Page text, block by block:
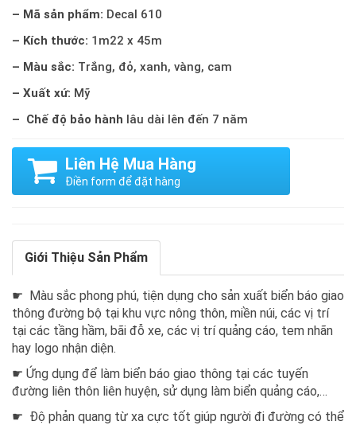
– Mã sản phẩm: Decal 610
– Kích thước: 1m22 x 45m
– Màu sắc: Trắng, đỏ, xanh, vàng, cam
– Xuất xứ: Mỹ
– Chế độ bảo hành lâu dài lên đến 7 năm
Liên Hệ Mua Hàng
Điền form để đặt hàng
Giới Thiệu Sản Phẩm
☛ Màu sắc phong phú, tiện dụng cho sản xuất biển báo giao
thông đường bộ tại khu vực nông thôn, miền núi, các vị trí
tại các tầng hầm, bãi đỗ xe, các vị trí quảng cáo, tem nhãn
hay logo nhận diện.
☛ Ứng dụng để làm biển báo giao thông tại các tuyến
đường liên thôn liên huyện, sử dụng làm biển quảng cáo,…
☛ Độ phản quang từ xa cực tốt giúp người đi đường có thể